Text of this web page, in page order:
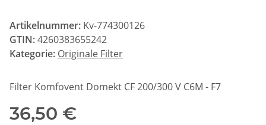
Artikelnummer: Kv-774300126
GTIN:4260383655242
Kategorie: Originale Filter
Filter Komfovent Domekt CF 200/300 V C6M - F7
36,50 €